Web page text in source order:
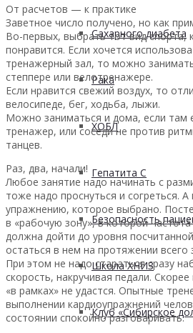
Сахарного диабета
Рака
ХОБЛ
Гепатита С
Безопасность
Школа ХНИЗ
Клуб «Сибирское
От расчетов — к практике
Заветное число получено, но как
Во-первых, выбрать тот вид спорта,
понравится. Если хочется
тренажерный зал, то можно
степпере или велотренажере.
Если нравится свежий воздух, то
велосипеде, бег, ходьба, лыжи.
Можно заниматься и дома, если там
тренажер, или соседи не против
танцев.
Раз, два, начали!
Любое занятие надо начинать с
тоже надо проснуться и согреться.
упражнению, которое выбрано.
в «рабочую зону», в которой
должна дойти до уровня
остаться в нем на протяжении всего
При этом не надо стараться сразу
скорость, накручивая педали.
«в рамках» не удастся. Опытные
выполнении кардиоупражнений
состоянии спокойно разговаривать.